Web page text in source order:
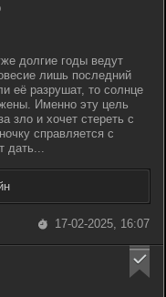
долгие годы ведут
лишь последний
её разрушат, то солнце
Именно эту цель
зло и хочет стереть с
справляется с
дать...
17-02-2025, 16:07